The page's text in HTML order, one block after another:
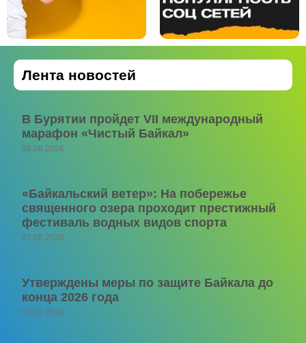
Лента новостей
В Бурятии пройдет VII международный
марафон «Чистый Байкал»
08.08.2026
«Байкальский ветер»: На побережье
священного озера проходит престижный
фестиваль водных видов спорта
07.08.2026
Утверждены меры по защите Байкала до
конца 2026 года
06.08.2026